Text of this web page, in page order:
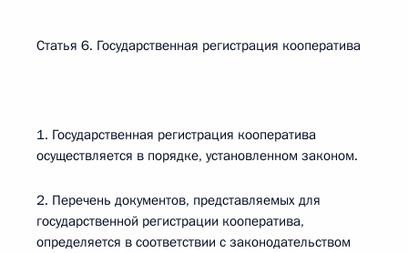
Статья 6. Государственная регистрация кооператива
1. Государственная регистрация кооператива
осуществляется в порядке, установленном законом.
2. Перечень документов, представляемых для
государственной регистрации кооператива,
определяется в соответствии с законодательством